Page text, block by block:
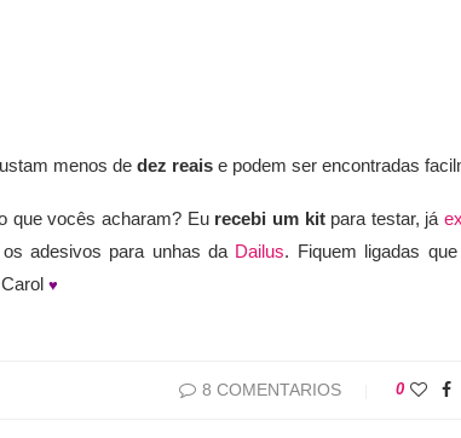
menos de dez reais e podem ser encontradas
que vocês acharam? Eu recebi um kit para testar, já
adesivos para unhas da Dailus. Fiquem ligadas
♥
8 COMENTARIOS 0